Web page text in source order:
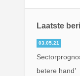
Laatste
03.05.21
betere hand’